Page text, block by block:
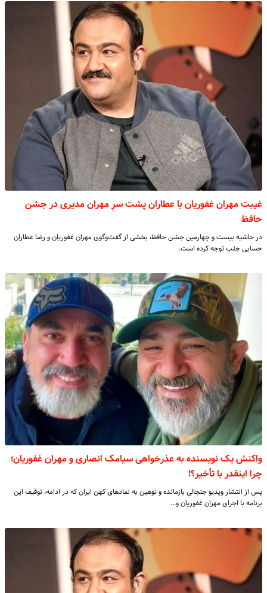
غیبت مهران غفوریان با عطاران پشت سرِ مهران مدیری در جشن
حافظ
در حاشیه بیست و چهارمین جشن حافظ، بخشی از گفت‌وگوی مهران غفوریان و رضا عطاران
حسابی جلب توجه کرده است.
واکنش یک نویسنده به عذرخواهی سیامک انصاری و مهران غفوریان؛
چرا اینقدر با تأخیر؟!
پس از انتشار ویدیو جنجالی بازمانده و توهین به نمادهای کهن ایران که در ادامه، توقیف این
برنامه با اجرای مهران غفوریان و…